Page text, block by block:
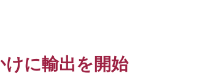
けに輸出を開始